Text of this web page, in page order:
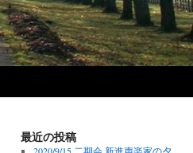
最近の投稿